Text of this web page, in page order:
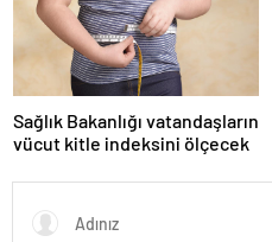
Sağlık Bakanlığı vatandaşların
vücut kitle indeksini ölçecek